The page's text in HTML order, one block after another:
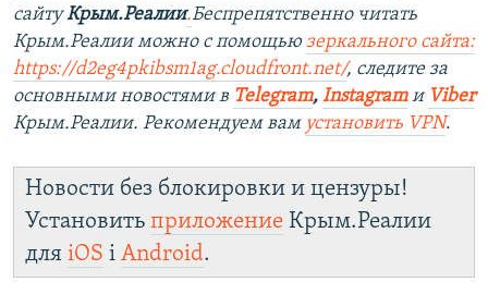
сайтуКрым.Реалии.Беспрепятственно читать
Крым.Реалии можно с помощью зеркального сайта:
https://d2eg4pkibsm1ag.cloudfront.net/, следите за
основными новостями в Telegram, Instagramи Viber
Крым.Реалии. Рекомендуем вам установить VPN.
Новости без блокировки и цензуры!
Установить приложение Крым.Реалии
для iOS і Android.